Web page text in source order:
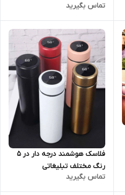
تماس بگیرید
فلاسک هوشمند درجه دار در 5
رنگ مختلف تبلیغاتی
تماس بگیرید